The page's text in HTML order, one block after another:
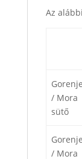
Az
Gorenje
/ Mora
sütő
Gorenje
/ Mora